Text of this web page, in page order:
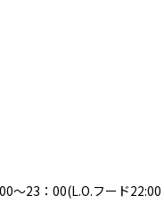
～23：00(L.O.フード